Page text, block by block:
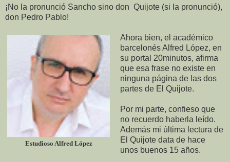
¡No la pronunció Sancho sino don Quijote (si la pronunció),
don Pedro Pablo!
Estudioso Alfred López
Ahora bien, el académico
barcelonés Alfred López, en
su portal 20minutos, afirma
que esa frase no existe en
ninguna página de las dos
partes de El Quijote.
Por mi parte, confieso que
no recuerdo haberla leído.
Además mi última lectura de
El Quijote data de hace
unos buenos 15 años.